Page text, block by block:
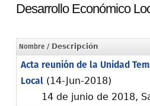
Desarrollo Económico
Nombre / Descripción
Acta reunión de la Unidad
Local(14-Jun-2018)
14 de junio de 2018,